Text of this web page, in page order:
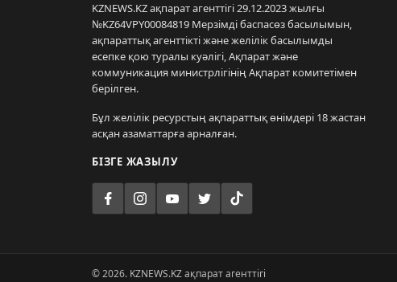
KZNEWS.KZ ақпарат агенттігі 29.12.2023 жылғы
№KZ64VPY00084819 Мерзімді баспасөз басылымын,
ақпараттық агенттікті және желілік басылымды
есепке қою туралы куәлігі, Ақпарат және
коммуникация министрлігінің Ақпарат комитетімен
берілген.
Бұл желілік ресурстың ақпараттық өнімдері 18 жастан
асқан азаматтарға арналған.
БІЗГЕ ЖАЗЫЛУ
© 2026. KZNEWS.KZ ақпарат агенттігі